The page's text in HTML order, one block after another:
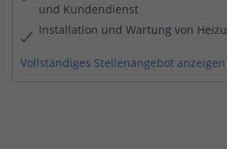
und Kundendienst
Installation und Wartung von
Vollständiges Stellenangebot anzeigen